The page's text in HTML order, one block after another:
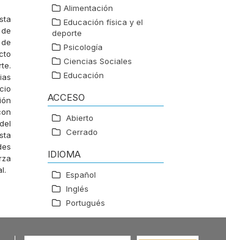
Alimentación
Educación física y el
deporte
Psicología
Ciencias Sociales
Educación
ACCESO
Abierto
Cerrado
IDIOMA
Español
Inglés
Portugués